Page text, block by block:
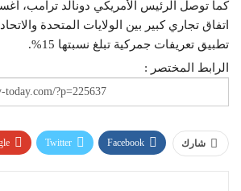
كما توصل الرئيس الأمريكي دونالد ترامب،
اتفاق تجاري كبير بين الولايات المتحدة
تطبيق تعريفات جمركية تبلغ نسبتها 15%.
الرابط المختصر :
شارك Facebook
Twitter